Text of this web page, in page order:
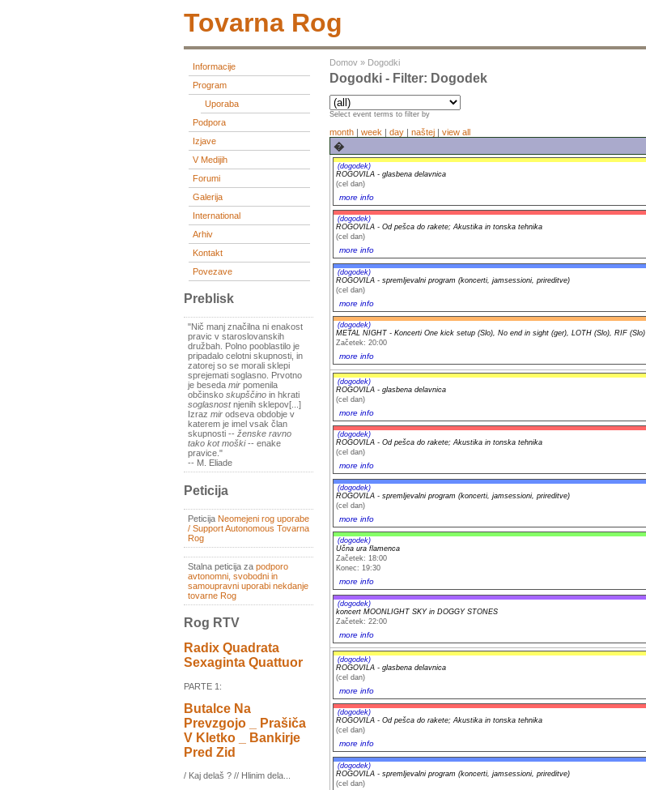
Tovarna Rog
Informacije
Program
Uporaba
Podpora
Izjave
V Medijih
Forumi
Galerija
International
Arhiv
Kontakt
Povezave
Preblisk
"Nič manj značilna ni enakost
pravic v staroslovanskih
družbah. Polno pooblastilo je
pripadalo celotni skupnosti, in
zatorej so se morali sklepi
sprejemati soglasno. Prvotno
je beseda mir pomenila
občinsko skupščino in hkrati
soglasnostnjenih sklepov[...]
Izraz mir odseva obdobje v
katerem je imel vsak član
skupnosti -- ženske ravno
tako kot moški-- enake
pravice."
-- M. Eliade
Peticija
Peticija Neomejeni rog uporabe
/ Support Autonomous Tovarna
Rog
Stalna peticija za podporo
avtonomni, svobodni in
samoupravni uporabi nekdanje
tovarne Rog
Rog RTV
Radix Quadrata
Sexaginta Quattuor
PARTE 1:
Butalce Na
Prevzgojo _ Prašiča
V Kletko _ Bankirje
Pred Zid
/ Kaj delaš ? // Hlinim dela...
Domov » Dogodki
Dogodki - Filter: Dogodek
Select event terms to filter by
month | week | day | naštej | view all
�
(dogodek)
ROGOVILA - glasbena delavnica
(cel dan)
more info
(dogodek)
ROGOVILA - Od pešca do rakete; Akustika in tonska tehnika
(cel dan)
more info
(dogodek)
ROGOVILA - spremljevalni program (koncerti, jamsessioni, prireditve)
(cel dan)
more info
(dogodek)
METAL NIGHT - Koncerti One kick setup (Slo), No end in sight (ger), LOTH (Slo), RIF (Slo)
Začetek: 20:00
more info
(dogodek)
ROGOVILA - glasbena delavnica
(cel dan)
more info
(dogodek)
ROGOVILA - Od pešca do rakete; Akustika in tonska tehnika
(cel dan)
more info
(dogodek)
ROGOVILA - spremljevalni program (koncerti, jamsessioni, prireditve)
(cel dan)
more info
(dogodek)
Učna ura flamenca
Začetek: 18:00
Konec: 19:30
more info
(dogodek)
koncert MOONLIGHT SKY in DOGGY STONES
Začetek: 22:00
more info
(dogodek)
ROGOVILA - glasbena delavnica
(cel dan)
more info
(dogodek)
ROGOVILA - Od pešca do rakete; Akustika in tonska tehnika
(cel dan)
more info
(dogodek)
ROGOVILA - spremljevalni program (koncerti, jamsessioni, prireditve)
(cel dan)